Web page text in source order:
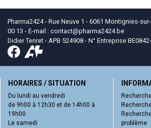
Pharma2424 - Rue Neuve 1 - 6061 Montignies-
00 13 - E-mail : contact@pharma2424.be
Didier Tenret - APB 524908 - N° Entreprise
HORAIRES / SITUATION
Du lundi au vendredi
de 9h00 à 12h30 et de 14h00 à
19h00
Le samedi
problème